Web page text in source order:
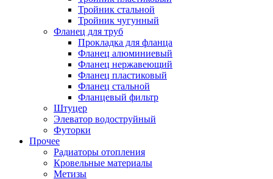
Тройник стальной
Тройник чугунный
Фланец для труб
Прокладка для фланца
Фланец алюминиевый
Фланец нержавеющий
Фланец пластиковый
Фланец стальной
Фланцевый фильтр
Штуцер
Элеватор водоструйный
Футорки
Прочее
Радиаторы отопления
Кровельные материалы
Метизы